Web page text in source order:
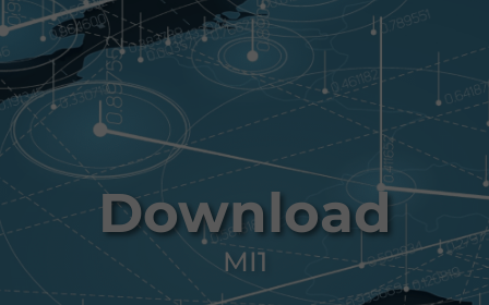
Download
MI1